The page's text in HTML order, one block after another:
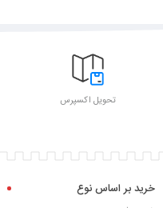
تحویل اکسپرس
خرید بر اساس نوع